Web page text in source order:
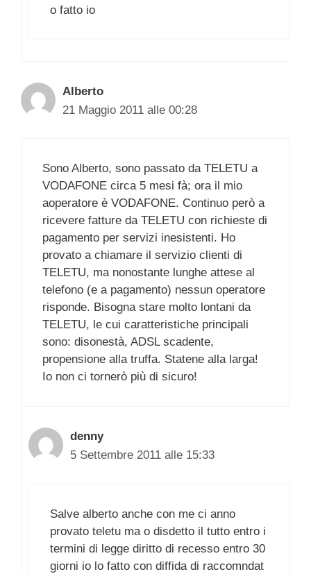
o fatto io
Alberto
21 Maggio 2011 alle 00:28
Sono Alberto, sono passato da TELETU a
VODAFONE circa 5 mesi fà; ora il mio
aoperatore è VODAFONE. Continuo però a
ricevere fatture da TELETU con richieste di
pagamento per servizi inesistenti. Ho
provato a chiamare il servizio clienti di
TELETU, ma nonostante lunghe attese al
telefono (e a pagamento) nessun operatore
risponde. Bisogna stare molto lontani da
TELETU, le cui caratteristiche principali
sono: disonestà, ADSL scadente,
propensione alla truffa. Statene alla larga!
Io non ci tornerò più di sicuro!
denny
5 Settembre 2011 alle 15:33
Salve alberto anche con me ci anno
provato teletu ma o disdetto il tutto entro i
termini di legge diritto di recesso entro 30
giorni io lo fatto con diffida di raccomndat